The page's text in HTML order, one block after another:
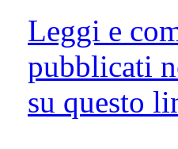
Leggi e
pubblicati
su questo